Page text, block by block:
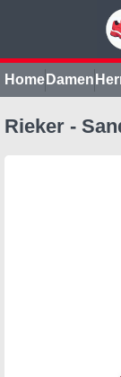
Home Damen
Rieker -